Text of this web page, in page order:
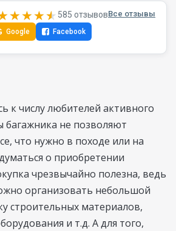
585 отзывовВсе отзывы
Google Facebook
к числу любителей активного
багажника не позволяют
что нужно в походе или на
о приобретении
чрезвычайно полезна, ведь
организовать небольшой
строительных материалов,
и т.д. А для того,